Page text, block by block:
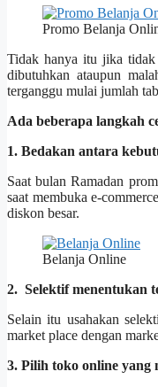
Promo Belanja
Tidak hanya itu jika tidak
dibutuhkan ataupun
terganggu mulai jumlah
Ada beberapa langkah
1. Bedakan antara
Saat bulan Ramadan
saat membuka e-
diskon besar.
Belanja Online
2. Selektif menentukan
Selain itu usahakan
market place dengan
3. Pilih toko online yang